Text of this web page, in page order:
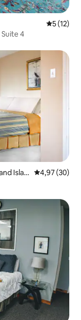
5 (12)
4
Islan
4,97 (30)